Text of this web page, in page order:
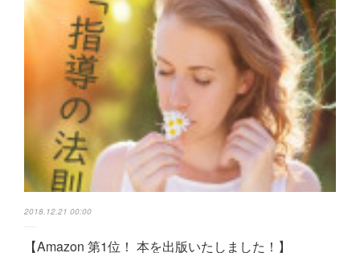
2018.12.21 00:00
【Amazon 第1位！ 本を出版いたしました！】